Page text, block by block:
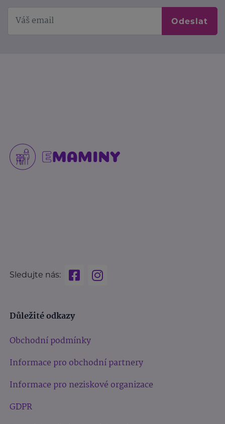
Odeslat
Sledujte nás:
Důležité odkazy
Obchodní podmínky
Informace pro obchodní partnery
Informace pro neziskové organizace
GDPR